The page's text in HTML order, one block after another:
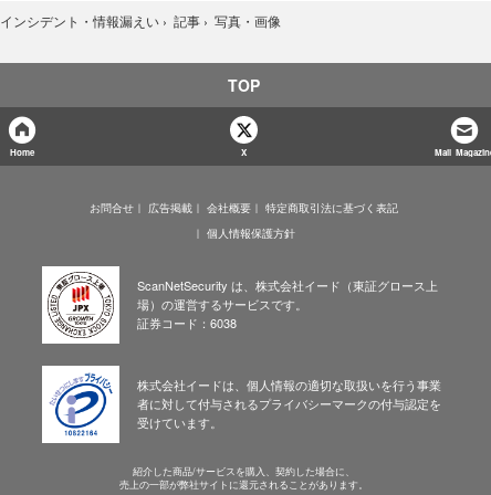
インシデント・情報漏えい › 記事 › 写真・画像
TOP
Home X Mail
お問合せ 広告掲載 会社概要
特定商取引法に基づく表記
個人情報保護方針
ScanNetSecurity は、株式会社イード（東証グロース上
場）の運営するサービスです。
証券コード：6038
株式会社イードは、個人情報の適切な取扱いを行う事業
者に対して付与されるプライバシーマークの付与認定を
受けています。
紹介した商品/サービスを購入、契約した場合に、
売上の一部が弊社サイトに還元されることがあります。